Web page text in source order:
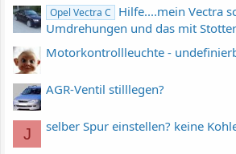
Opel Vectra C
Hilfe....mein Vectra
Umdrehungen und das mit
Motorkontrollleuchte -
AGR-Ventil stilllegen?
J selber Spur einstellen? keine